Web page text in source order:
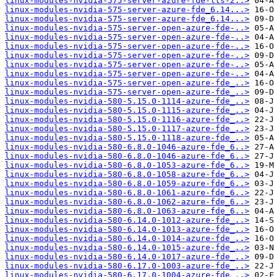
linux-modules-nvidia-575-server-azure-fde_6.14...>
linux-modules-nvidia-575-server-azure-fde_6.14...>
linux-modules-nvidia-575-server-open-azure-fde-..>
linux-modules-nvidia-575-server-open-azure-fde-..>
linux-modules-nvidia-575-server-open-azure-fde-..>
linux-modules-nvidia-575-server-open-azure-fde-..>
linux-modules-nvidia-575-server-open-azure-fde-..>
linux-modules-nvidia-575-server-open-azure-fde-..>
linux-modules-nvidia-575-server-open-azure-fde_..>
linux-modules-nvidia-575-server-open-azure-fde_..>
linux-modules-nvidia-580-5.15.0-1114-azure-fde_..>
linux-modules-nvidia-580-5.15.0-1115-azure-fde_..>
linux-modules-nvidia-580-5.15.0-1116-azure-fde_..>
linux-modules-nvidia-580-5.15.0-1117-azure-fde_..>
linux-modules-nvidia-580-5.15.0-1118-azure-fde_..>
linux-modules-nvidia-580-6.8.0-1046-azure-fde_6..>
linux-modules-nvidia-580-6.8.0-1046-azure-fde_6..>
linux-modules-nvidia-580-6.8.0-1053-azure-fde_6..>
linux-modules-nvidia-580-6.8.0-1058-azure-fde_6..>
linux-modules-nvidia-580-6.8.0-1059-azure-fde_6..>
linux-modules-nvidia-580-6.8.0-1061-azure-fde_6..>
linux-modules-nvidia-580-6.8.0-1062-azure-fde_6..>
linux-modules-nvidia-580-6.8.0-1063-azure-fde_6..>
linux-modules-nvidia-580-6.14.0-1012-azure-fde_..>
linux-modules-nvidia-580-6.14.0-1013-azure-fde_..>
linux-modules-nvidia-580-6.14.0-1014-azure-fde_..>
linux-modules-nvidia-580-6.14.0-1015-azure-fde_..>
linux-modules-nvidia-580-6.14.0-1017-azure-fde_..>
linux-modules-nvidia-580-6.17.0-1003-azure-fde_..>
linux-modules-nvidia-580-6.17.0-1004-azure-fde_..>